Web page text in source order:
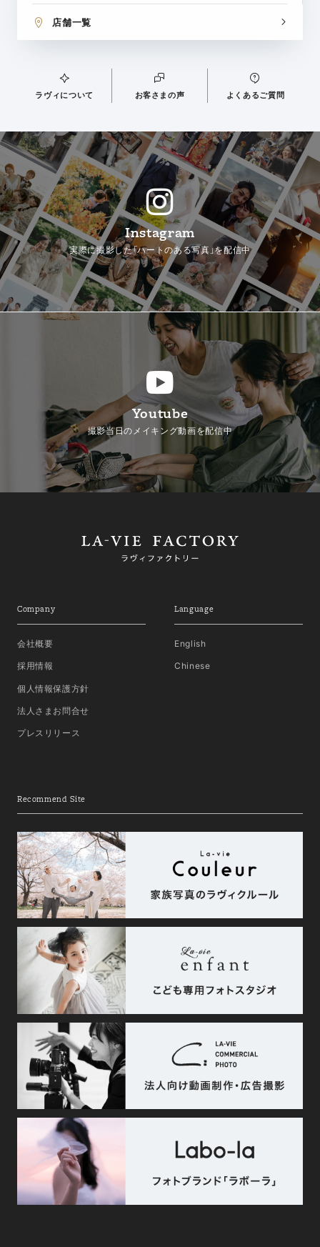
店舗一覧
ラヴィについて お客さまの声 よくあるご質問
Instagram
実際に撮影した「ハートのある写真」を配信中
Youtube
撮影当日のメイキング動画を配信中
Company
会社概要
採用情報
個人情報保護方針
法人さまお問合せ
プレスリリース
Language
English
Chinese
Recommend Site